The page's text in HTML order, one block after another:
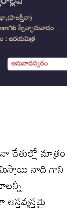
చేతుల్లో మాత్రం
నాది గాని